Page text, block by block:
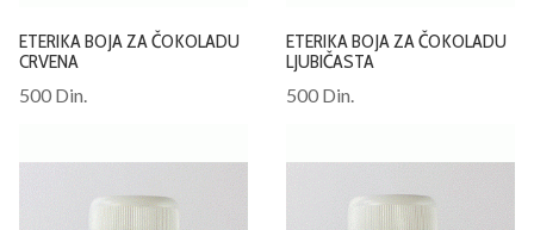
ETERIKA BOJA ZA ČOKOLADU
CRVENA
500 Din.
ETERIKA BOJA ZA ČOKOLADU
LJUBIČASTA
500 Din.